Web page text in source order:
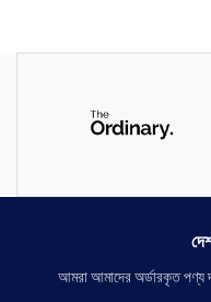
আমরা আমাদের অর্ডারকৃত পণ্য